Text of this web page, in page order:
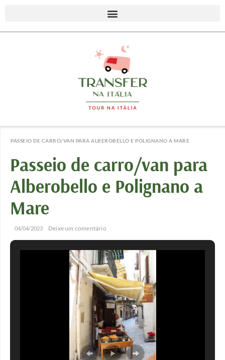
PASSEIO DE CARRO/VAN PARA ALBEROBELLO E POLIGNANO A MARE
Passeio de carro/van para
Alberobello e Polignano a
Mare
04/04/2023 Deixe um comentário